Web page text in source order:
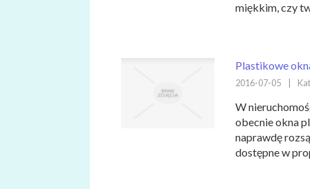
miękkim, czy
Plastikowe
2016-07-05
W
obecnie okna
naprawdę
dostępne w